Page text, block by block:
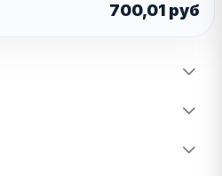
700,01 руб